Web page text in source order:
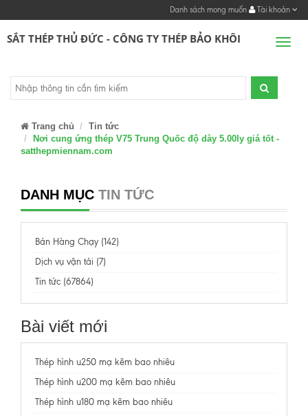
Danh sách mong muốn Tài khoản
SẮT THÉP THỦ ĐỨC - CÔNG TY THÉP BẢO KHÔI
Trang chủ
Tin tức
Nơi cung ứng thép V75 Trung Quốc độ dày 5.00ly giá tốt -
satthepmiennam.com
DANH MỤC TIN TỨC
Bán Hàng Chạy (142)
Dịch vụ vận tải (7)
Tin tức (67864)
Bài viết mới
Thép hình u250 mạ kẽm bao nhiêu
Thép hình u200 mạ kẽm bao nhiêu
Thép hình u180 mạ kẽm bao nhiêu